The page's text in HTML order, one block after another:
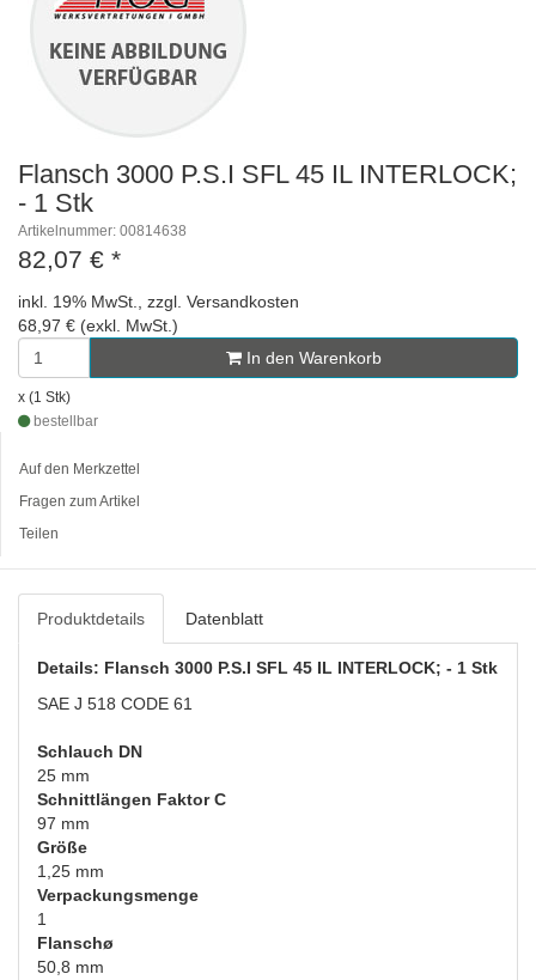
Flansch 3000 P.S.I SFL 45 IL INTERLOCK;
- 1 Stk
Artikelnummer: 00814638
82,07 € *
inkl. 19% MwSt., zzgl. Versandkosten
68,97 € (exkl. MwSt.)
In den Warenkorb
x (1 Stk)
bestellbar
Auf den Merkzettel
Fragen zum Artikel
Teilen
Produktdetails Datenblatt
Details: Flansch 3000 P.S.I SFL 45 IL INTERLOCK; - 1 Stk
SAE J 518 CODE 61
Schlauch DN
25 mm
Schnittlängen Faktor C
97 mm
Größe
1,25 mm
Verpackungsmenge
1
Flanschø
50,8 mm